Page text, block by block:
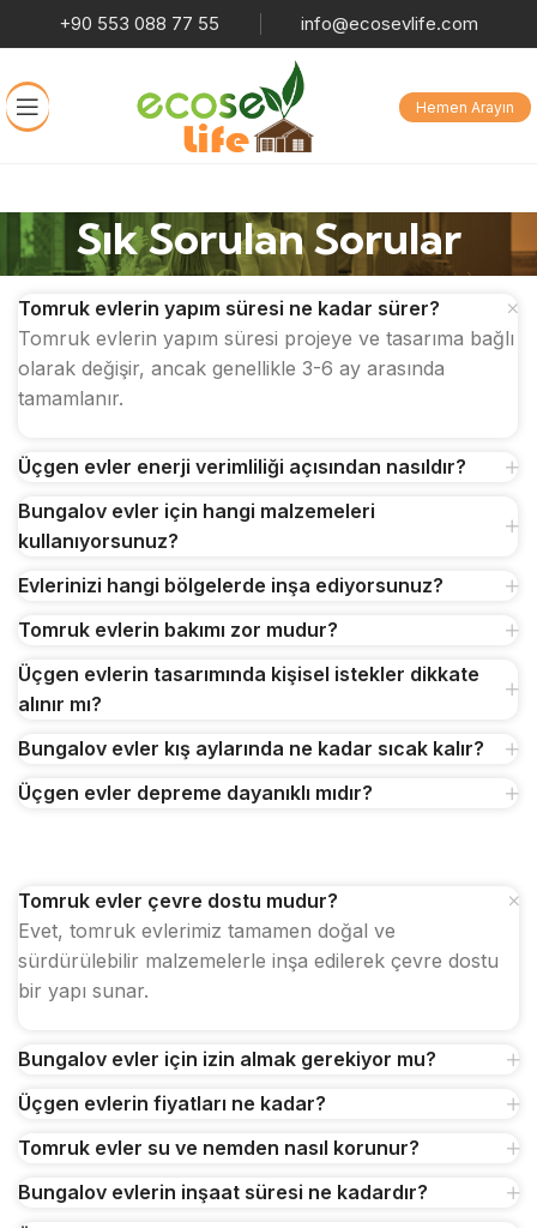
+90 553 088 77 55 info@ecosevlife.com
Hemen Arayın
Sık Sorulan Sorular
Tomruk evlerin yapım süresi ne kadar sürer?
Tomruk evlerin yapım süresi projeye ve tasarıma bağlı
olarak değişir, ancak genellikle 3-6 ay arasında
tamamlanır.
Üçgen evler enerji verimliliği açısından nasıldır?
Bungalov evler için hangi malzemeleri
kullanıyorsunuz?
Evlerinizi hangi bölgelerde inşa ediyorsunuz?
Tomruk evlerin bakımı zor mudur?
Üçgen evlerin tasarımında kişisel istekler dikkate
alınır mı?
Bungalov evler kış aylarında ne kadar sıcak kalır?
Üçgen evler depreme dayanıklı mıdır?
Tomruk evler çevre dostu mudur?
Evet, tomruk evlerimiz tamamen doğal ve
sürdürülebilir malzemelerle inşa edilerek çevre dostu
bir yapı sunar.
Bungalov evler için izin almak gerekiyor mu?
Üçgen evlerin fiyatları ne kadar?
Tomruk evler su ve nemden nasıl korunur?
Bungalov evlerin inşaat süresi ne kadardır?